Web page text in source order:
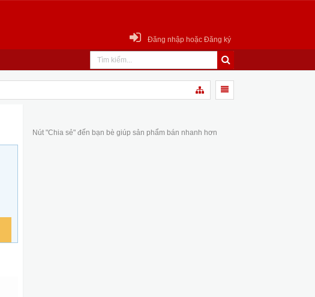
Đăng nhập hoặc Đăng ký
Nút "Chia sẻ" đến bạn bè giúp sản phẩm bán nhanh hơn